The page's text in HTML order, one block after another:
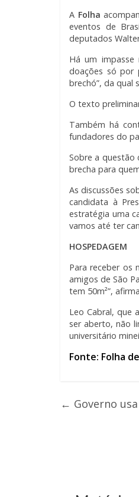
A Folha
eventos de
deputados
Há um impasse
doações só por
brechó”, da qual
O texto
Também há
fundadores do
Sobre a questão
brecha para
As discussões
candidata à
estratégia uma
vamos até ter
HOSPEDAGEM
Para receber os
amigos de São
tem 50m²”,
Leo Cabral, que
ser aberto, não
universitário
Fonte: Folha
← Governo